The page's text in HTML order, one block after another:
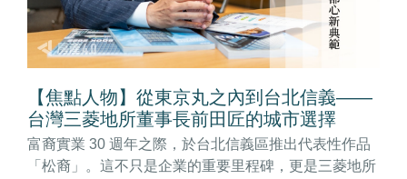
【焦點人物】從東京丸之內到台北信義——
台灣三菱地所董事長前田匠的城市選擇
富裔實業 30 週年之際，於台北信義區推出代表性作品
「松裔」。這不只是企業的重要里程碑，更是三菱地所